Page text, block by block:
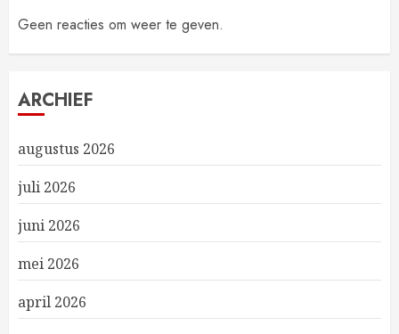
Geen reacties om weer te geven.
ARCHIEF
augustus 2026
juli 2026
juni 2026
mei 2026
april 2026